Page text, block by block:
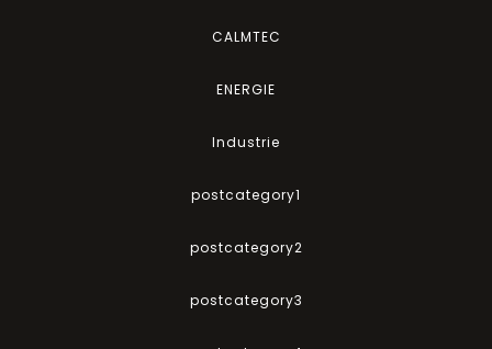
CALMTEC
ENERGIE
Industrie
postcategory1
postcategory2
postcategory3